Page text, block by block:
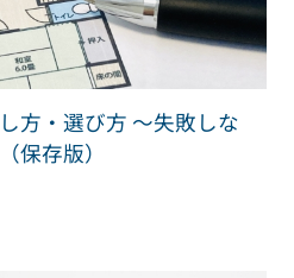
方・選び方 ～失敗しな
保存版）